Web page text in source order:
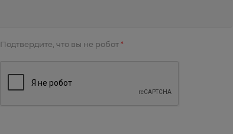
Подтвердите, что вы не робот *